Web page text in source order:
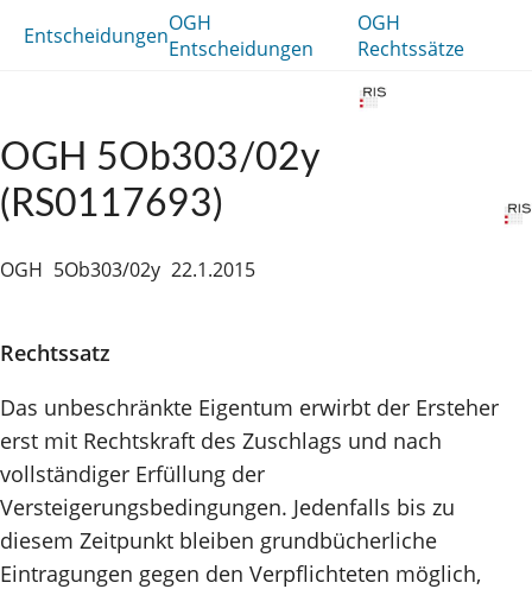
EntscheidungenOGH
Entscheidungen
OGH
Rechtssätze
OGH 5Ob303/02y
(RS0117693)
OGH 5Ob303/02y 22.1.2015
Rechtssatz
Das unbeschränkte Eigentum erwirbt der Ersteher
erst mit Rechtskraft des Zuschlags und nach
vollständiger Erfüllung der
Versteigerungsbedingungen. Jedenfalls bis zu
diesem Zeitpunkt bleiben grundbücherliche
Eintragungen gegen den Verpflichteten möglich,